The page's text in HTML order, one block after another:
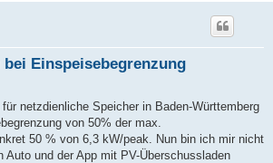
Einspeisebegrenzung
netzdienliche Speicher in Baden-Württemberg
von 50% der max.
50 % von 6,3 kW/peak. Nun bin ich mir nicht
Auto und der App mit PV-Überschussladen